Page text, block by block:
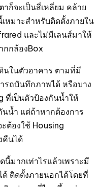
จะเป็นสี่เหลี่ยม คล้าย
หมาะสำหรับติดตั้งภายใน
และไม่มีเลนส์มาให้
กกล้องBox
ในตัวอาคาร ตามที่มี
รถบันทึกภาพได้ หรือบาง
ที่เป็นตัวป้องกันน้ำให้
นน้ำ แต่ถ้าหากต้องการ
ต้องใช้ Housing
คืนได้
ากเท่าไรแล้วเพราะมี
ติดตั้งภายนอกได้โดยที่